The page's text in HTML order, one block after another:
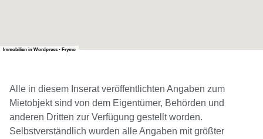
Immobilien in Wordpress - Frymo
Alle in diesem Inserat veröffentlichten Angaben zum
Mietobjekt sind von dem Eigentümer, Behörden und
anderen Dritten zur Verfügung gestellt worden.
Selbstverständlich wurden alle Angaben mit größter